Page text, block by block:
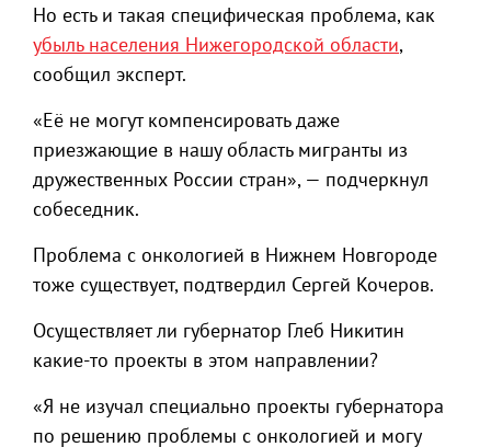
Но есть и такая специфическая проблема, как
убыль населения Нижегородской области,
сообщил эксперт.
«Её не могут компенсировать даже
приезжающие в нашу область мигранты из
дружественных России стран», — подчеркнул
собеседник.
Проблема с онкологией в Нижнем Новгороде
тоже существует, подтвердил Сергей Кочеров.
Осуществляет ли губернатор Глеб Никитин
какие-то проекты в этом направлении?
«Я не изучал специально проекты губернатора
по решению проблемы с онкологией и могу